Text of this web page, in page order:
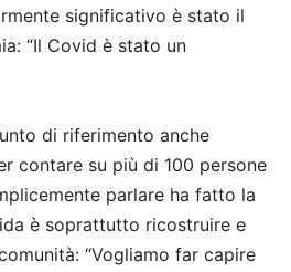
significativo è stato il
“Il Covid è stato un
di riferimento anche
contare su più di 100 persone
parlare ha fatto la
è soprattutto ricostruire e
“Vogliamo far capire